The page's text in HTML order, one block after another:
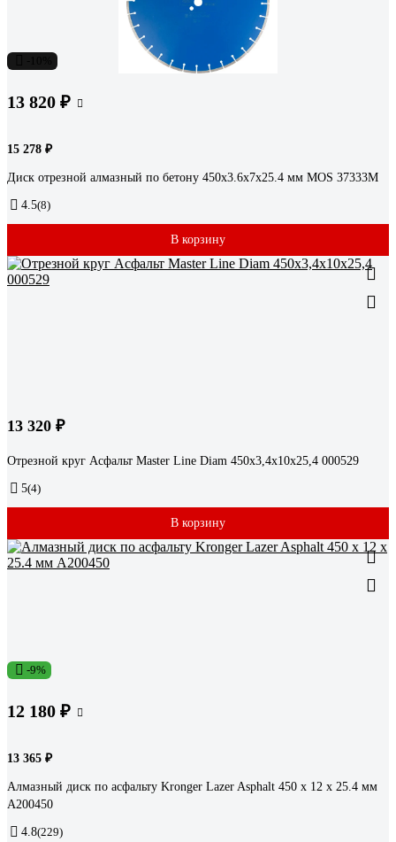
13 820 ₽
15 278 ₽
Диск отрезной алмазный по бетону 450x3.6x7х25.4 мм MOS 37333М
4.5(8)
В корзину
13 320 ₽
Отрезной круг Асфальт Master Line Diam 450x3,4x10x25,4 000529
5(4)
В корзину
-9%
12 180 ₽
13 365 ₽
Алмазный диск по асфальту Kronger Lazer Asphalt 450 x 12 x 25.4 мм
A200450
4.8(229)